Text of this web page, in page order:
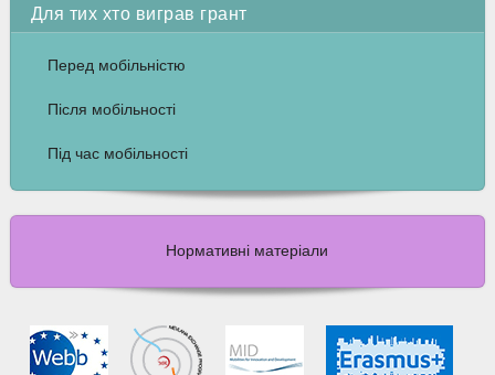
Для тих хто виграв грант
Перед мобільністю
Після мобільності
Під час мобільності
Нормативні матеріали